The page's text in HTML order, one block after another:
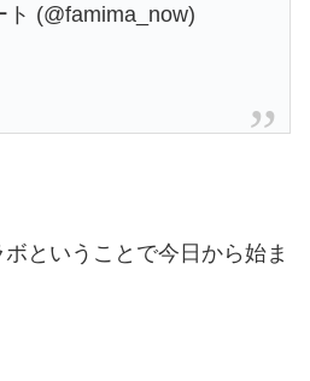
(@famima_now)
ということで今日から始ま